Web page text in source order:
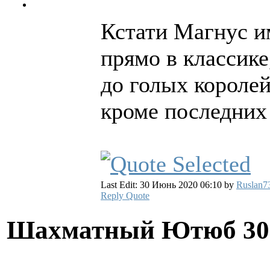
Кстати Магнус
прямо в
до голых
кроме
Last Edit: 30 Июнь 2020 06:10 by
Reply Quote
Шахматный Ютюб